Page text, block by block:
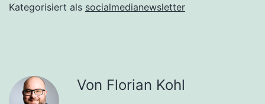
Kategorisiert als socialmedianewsletter
Von Florian Kohl